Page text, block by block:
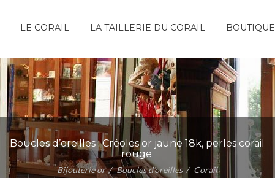
LE CORAIL LA TAILLERIE DU CORAIL BOUTIQUE
Boucles d’oreilles :Créoles or jaune 18k, perles corail
rouge.
Bijouterie or Boucles d’oreilles
Corail